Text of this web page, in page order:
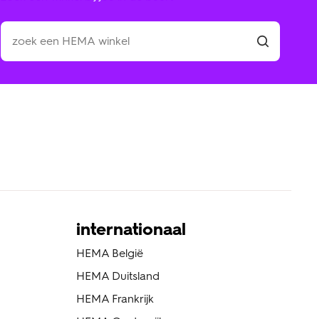
internationaal
HEMA België
HEMA Duitsland
HEMA Frankrijk